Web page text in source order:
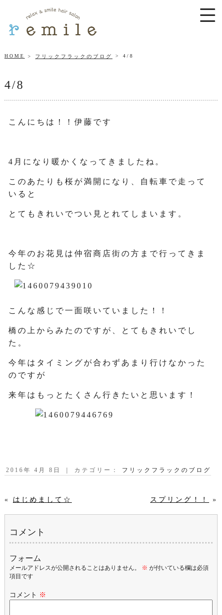
HOME フリックフラックのブログ 4/8
4/8
こんにちは！！伊藤です
4月になり暖かくなってきましたね。
このあたりも桜が満開になり、自転車で走って
いると
とてもきれいでつい見とれてしまいます。
今年のお花見は仲宿商店街の方まで行ってきま
した☆
こんな感じで一面咲いていました！！
橋の上からみたのですが、とてもきれいでし
た。
今年はタイミングが合わずあまり行けなかった
のですが
来年はもっとたくさん行きたいと思います！
2016年 4月 8日 ｜ カテゴリー： フリックフラックのブログ
« はじめまして☆ スプリング！！ »
コメント
フォーム
メールアドレスが公開されることはありません。 ※ が付いている欄は必須
項目です
コメント ※